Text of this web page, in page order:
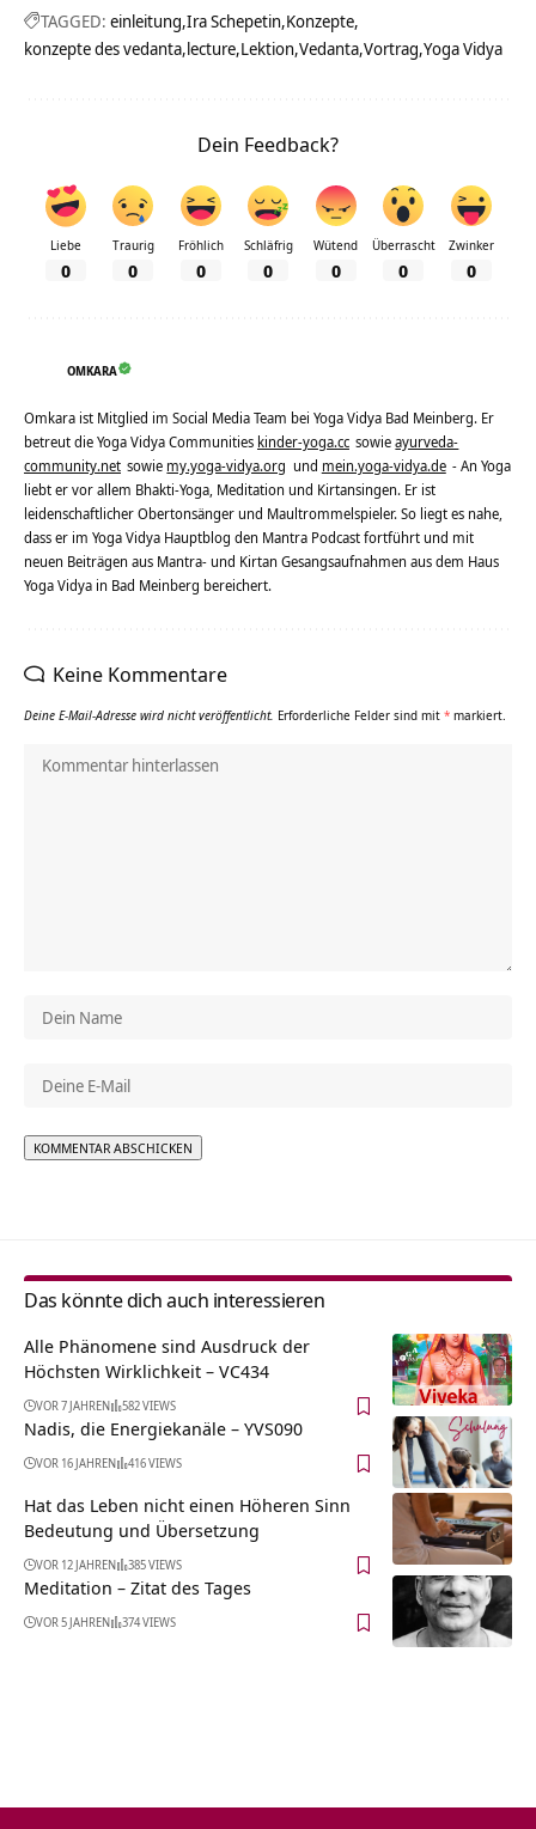
TAGGED: einleitung Ira Schepetin Konzepte
konzepte des vedanta lecture Lektion Vedanta Vortrag Yoga Vidya
Dein Feedback?
Liebe
0
Traurig
0
Fröhlich
0
Schläfrig
0
Wütend
0
Überrascht
0
Zwinker
0
OMKARA
Omkara ist Mitglied im Social Media Team bei Yoga Vidya Bad Meinberg. Er
betreut die Yoga Vidya Communities kinder-yoga.cc sowieayurveda-
community.net sowie my.yoga-vidya.org und mein.yoga-vidya.de - An Yoga
liebt er vor allem Bhakti-Yoga, Meditation und Kirtansingen. Er ist
leidenschaftlicher Obertonsänger und Maultrommelspieler. So liegt es nahe,
dass er im Yoga Vidya Hauptblog den Mantra Podcast fortführt und mit
neuen Beiträgen aus Mantra- und Kirtan Gesangsaufnahmen aus dem Haus
Yoga Vidya in Bad Meinberg bereichert.
Keine Kommentare
Deine E-Mail-Adresse wird nicht veröffentlicht. Erforderliche Felder sind mit * markiert.
Das könnte dich auch interessieren
Alle Phänomene sind Ausdruck der
Höchsten Wirklichkeit – VC434
VOR 7 JAHREN 582 VIEWS
Nadis, die Energiekanäle – YVS090
VOR 16 JAHREN 416 VIEWS
Hat das Leben nicht einen Höheren Sinn
Bedeutung und Übersetzung
VOR 12 JAHREN 385 VIEWS
Meditation – Zitat des Tages
VOR 5 JAHREN 374 VIEWS